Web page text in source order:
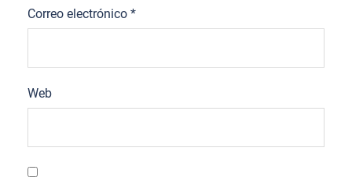
Correo electrónico *
Web